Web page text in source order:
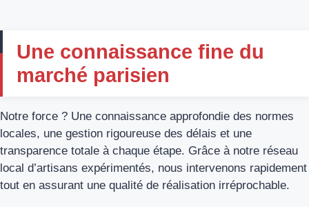
Une connaissance fine du
marché parisien
Notre force ? Une connaissance approfondie des normes
locales, une gestion rigoureuse des délais et une
transparence totale à chaque étape. Grâce à notre réseau
local d’artisans expérimentés, nous intervenons rapidement
tout en assurant une qualité de réalisation irréprochable.